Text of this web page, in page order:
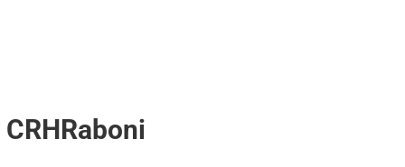
CRHRaboni